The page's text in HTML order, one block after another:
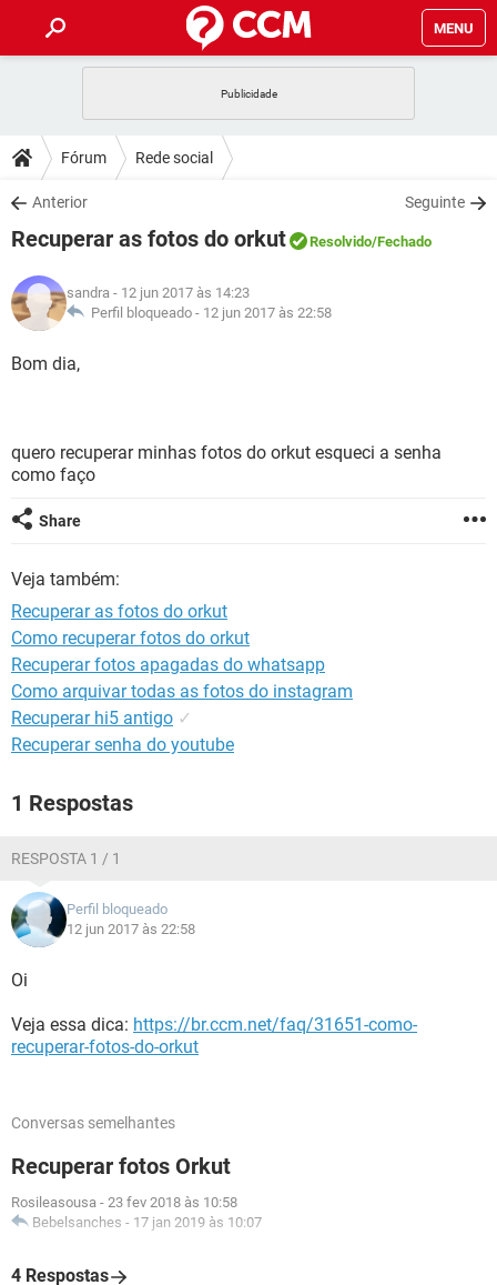
MENU
CELULAR
OUTLOOK
INSTAGRAM GMAIL
GUIA DE COMPRAS
DICAS
JOGOS
INSTAGRAM
GUIA DE COMPRAS
DOWNLOADS
JOGOS WHATSAPP
CELULAR
OUTLOOK EXCEL
INSTAGRAM
FÓRUM
JOGOS
CELULAR
OUTLOOK
GUIA DE COMPRAS
GLOSSÁRIO
JOGOS
INSTAGRAM
GUIA DE COMPRAS
Fórum Rede social
Anterior Seguinte
Recuperar as fotos do orkut Resolvido/Fechado
sandra - 12 jun 2017 às 14:23
Perfil bloqueado - 12 jun 2017 às 22:58
Bom dia,
quero recuperar minhas fotos do orkut esqueci a senha
como faço
Share
Veja também:
Recuperar as fotos do orkut
Como recuperar fotos do orkut
Recuperar fotos apagadas do whatsapp
Como arquivar todas as fotos do instagram
Recuperar hi5 antigo ✓
Recuperar senha do youtube
1 Respostas
RESPOSTA 1 / 1
Perfil bloqueado
12 jun 2017 às 22:58
Oi
Veja essa dica: https://br.ccm.net/faq/31651-como-
recuperar-fotos-do-orkut
Conversas semelhantes
Recuperar fotos Orkut
Rosileasousa - 23 fev 2018 às 10:58
Bebelsanches - 17 jan 2019 às 10:07
4 Respostas